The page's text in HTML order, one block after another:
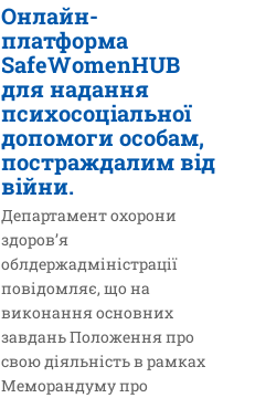
Онлайн-
платформа
SafeWomenHUB
для надання
психосоціальної
допомоги особам,
постраждалим від
війни.
Департамент охорони
здоров’я
облдержадміністрації
повідомляє, що на
виконання основних
завдань Положення про
свою діяльність в рамках
Меморандуму про